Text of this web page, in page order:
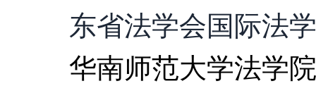
东省法学会国际法
华南师范大学法学